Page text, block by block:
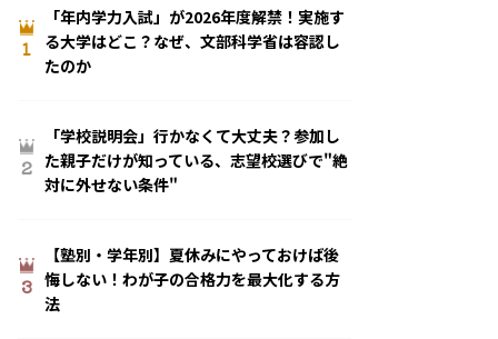
1
「年内学力入試」が2026年度解禁！実施す
る大学はどこ？なぜ、文部科学省は容認し
たのか
2
「学校説明会」行かなくて大丈夫？参加し
た親子だけが知っている、志望校選びで"絶
対に外せない条件"
3
【塾別・学年別】夏休みにやっておけば後
悔しない！わが子の合格力を最大化する方
法